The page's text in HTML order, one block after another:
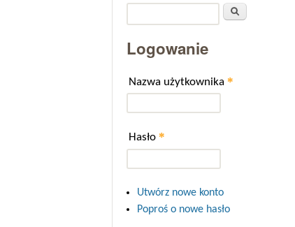
Logowanie
Nazwa użytkownika *
Hasło *
Utwórz nowe konto
Poproś o nowe hasło